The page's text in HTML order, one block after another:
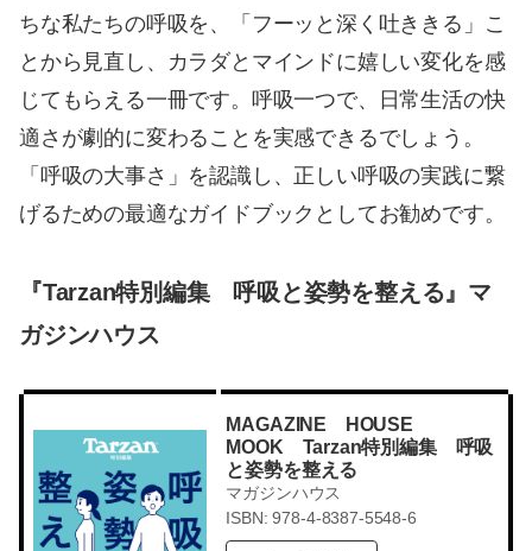
ちな私たちの呼吸を、「フーッと深く吐ききる」こ
とから見直し、カラダとマインドに嬉しい変化を感
じてもらえる一冊です。呼吸一つで、日常生活の快
適さが劇的に変わることを実感できるでしょう。
「呼吸の大事さ」を認識し、正しい呼吸の実践に繋
げるための最適なガイドブックとしてお勧めです。
『Tarzan特別編集 呼吸と姿勢を整える』マ
ガジンハウス
MAGAZINE HOUSE
MOOK Tarzan特別編集 呼吸
と姿勢を整える
マガジンハウス
ISBN: 978-4-8387-5548-6